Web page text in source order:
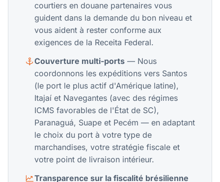
courtiers en douane partenaires vous
guident dans la demande du bon niveau et
vous aident à rester conforme aux
exigences de la Receita Federal.
Couverture multi-ports — Nous
coordonnons les expéditions vers Santos
(le port le plus actif d'Amérique latine),
Itajaí et Navegantes (avec des régimes
ICMS favorables de l'État de SC),
Paranaguá, Suape et Pecém — en adaptant
le choix du port à votre type de
marchandises, votre stratégie fiscale et
votre point de livraison intérieur.
Transparence sur la fiscalité brésilienne